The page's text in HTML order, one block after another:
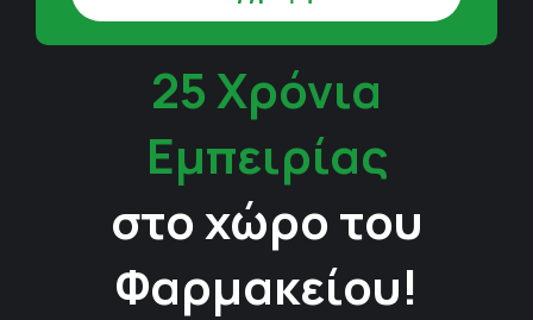
25 Χρόνια
Εμπειρίας
στο χώρο του
Φαρμακείου!